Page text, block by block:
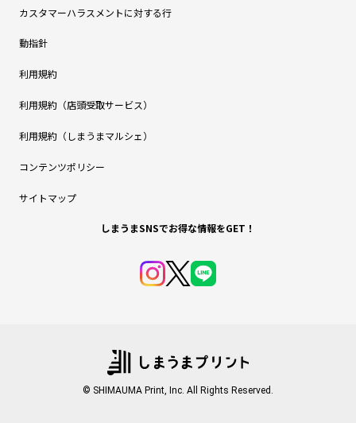
カスタマーハラスメントに対する行
動指針
利用規約
利用規約（店頭受取サービス）
利用規約（しまうまマルシェ）
コンテンツポリシー
サイトマップ
しまうまSNSでお得な情報をGET！
© SHIMAUMA Print, Inc. All Rights Reserved.